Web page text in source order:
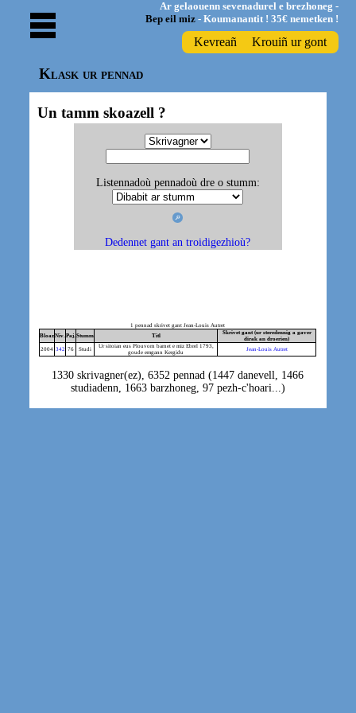
Ar gelaouenn sevenadurel e brezhoneg -
Bep eil miz- Koumanantit ! 35€ nemetken !
Kevreañ Krouiñ ur gont
Klask ur pennad
Un tamm skoazell ?
Listennadoù pennadoù dre o stumm:
Dedennet gant an troidigezhioù?
1 pennad skrivet gant Jean-Louis Autret
BloazNiv. Paj. Stumm Titl
Skrivet gant (ur steredennig a gaver
dirak an droerien)
2004 342 76 Studi
Ur sitoian eus Plouvorn barnet e miz Ebrel 1793,
goude emgann Kergidu
Jean-Louis Autret
1330 skrivagner(ez), 6352 pennad (1447 danevell, 1466
studiadenn, 1663 barzhoneg, 97 pezh-c'hoari...)